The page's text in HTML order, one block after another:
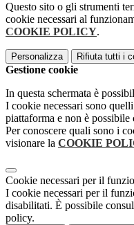
Questo sito o gli strumenti
cookie necessari al
COOKIE POLICY.
Personalizza Rifiuta tutti i
Gestione cookie
In questa schermata è
I cookie necessari sono
piattaforma e non è
Per conoscere quali sono i
visionare la COOKIE
Cookie necessari per il
I cookie necessari per il
disabilitati. È possibile
policy.